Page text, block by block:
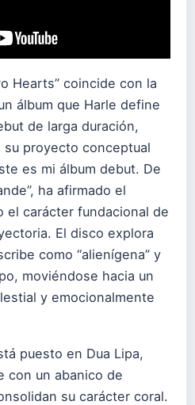
Hearts” coincide con la
álbum que Harle define
de larga duración,
proyecto conceptual
es mi álbum debut. De
ha afirmado el
el carácter fundacional de
El disco explora
como “alienígena” y
moviéndose hacia un
y emocionalmente
puesto en Dua Lipa,
con un abanico de
su carácter coral.